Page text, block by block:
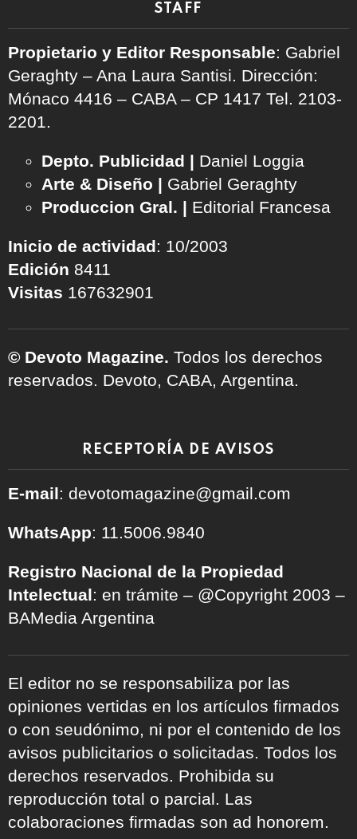
STAFF
Propietario y Editor Responsable: Gabriel
Geraghty – Ana Laura Santisi. Dirección:
Mónaco 4416 – CABA – CP 1417 Tel. 2103-
2201.
Depto. Publicidad | Daniel Loggia
Arte & Diseño | Gabriel Geraghty
Produccion Gral. | Editorial Francesa
Inicio de actividad: 10/2003
Edición 8411
Visitas 167632901
© Devoto Magazine. Todos los derechos
reservados. Devoto, CABA, Argentina.
RECEPTORÍA DE AVISOS
E-mail: devotomagazine@gmail.com
WhatsApp: 11.5006.9840
Registro Nacional de la Propiedad
Intelectual: en trámite – @Copyright 2003 –
BAMedia Argentina
El editor no se responsabiliza por las
opiniones vertidas en los artículos firmados
o con seudónimo, ni por el contenido de los
avisos publicitarios o solicitadas. Todos los
derechos reservados. Prohibida su
reproducción total o parcial. Las
colaboraciones firmadas son ad honorem.